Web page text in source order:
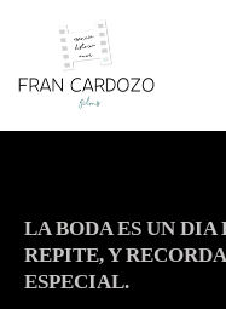
LA BODA ES UN DIA
REPITE, Y
ESPECIAL.